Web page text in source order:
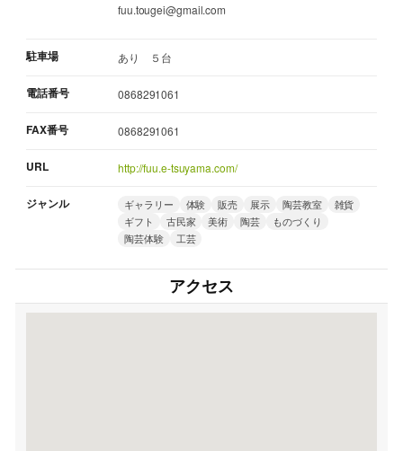
fuu.tougei@gmail.com
駐車場 あり ５台
電話番号 0868291061
FAX番号 0868291061
URL http://fuu.e-tsuyama.com/
ジャンル ギャラリー 体験 販売 展示 陶芸教室
雑貨
ギフト
古民家 美術 陶芸
ものづくり
陶芸体験
工芸
アクセス